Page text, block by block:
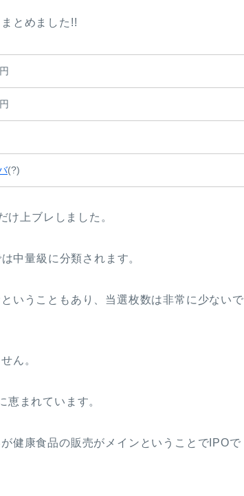
とめました!!
(?)
上ブレしました。
中量級に分類されます。
いうこともあり、当選枚数は非常に少ないで
ん。
恵まれています。
健康食品の販売がメインということでIPOで